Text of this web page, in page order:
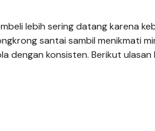
lebih sering datang karena
santai sambil menikmati
dengan konsisten. Berikut